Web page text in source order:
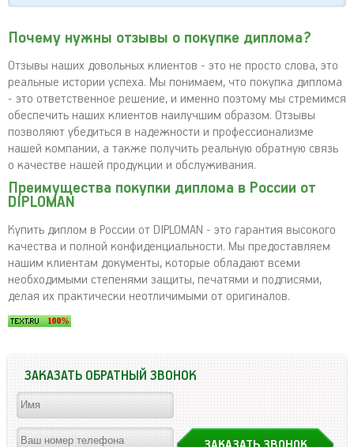
Почему нужны отзывы о покупке диплома?
Отзывы наших довольных клиентов - это не просто слова, это
реальные истории успеха. Мы понимаем, что покупка диплома
- это ответственное решение, и именно поэтому мы стремимся
обеспечить наших клиентов наилучшим образом. Отзывы
позволяют убедиться в надежности и профессионализме
нашей компании, а также получить реальную обратную связь
о качестве нашей продукции и обслуживания.
Преимущества покупки диплома в России от
DIPLOMAN
Купить диплом в России от DIPLOMAN - это гарантия высокого
качества и полной конфиденциальности. Мы предоставляем
нашим клиентам документы, которые обладают всеми
необходимыми степенями защиты, печатями и подписями,
делая их практически неотличимыми от оригиналов.
ЗАКАЗАТЬ ОБРАТНЫЙ ЗВОНОК